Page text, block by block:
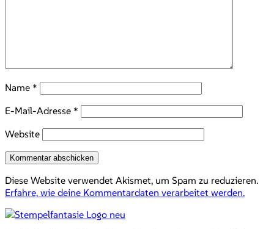
Name *
E-Mail-Adresse *
Website
Diese Website verwendet Akismet, um Spam zu reduzieren.
Erfahre, wie deine Kommentardaten verarbeitet werden.